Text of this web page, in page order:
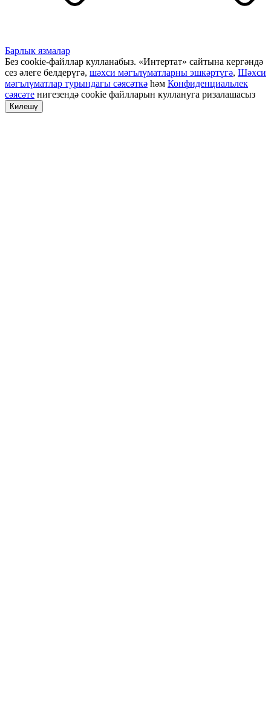
Барлык язмалар
Без cookie-файллар кулланабыз. «Интертат» сайтына кергәндә
сез әлеге белдерүгә, шәхси мәгълүматларны эшкәртүгә, Шәхси
мәгълүматлар турындагы сәясәткә һәм Конфиденциальлек
сәясәте нигезендә cookie файлларын куллануга ризалашасыз
Килешү